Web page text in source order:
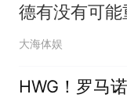
德有没有可
大海体娱
HWG！罗马